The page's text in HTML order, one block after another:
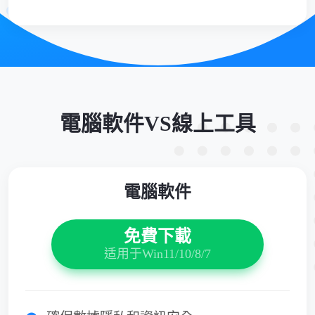
電腦軟件VS線上工具
電腦軟件
免費下載
适用于Win11/10/8/7